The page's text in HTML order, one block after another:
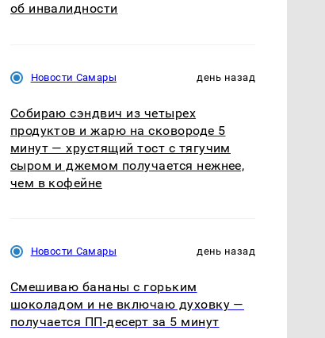
об инвалидности
Новости Самары день назад
Собираю сэндвич из четырех
продуктов и жарю на сковороде 5
минут — хрустящий тост с тягучим
сыром и джемом получается нежнее,
чем в кофейне
Новости Самары день назад
Смешиваю бананы с горьким
шоколадом и не включаю духовку —
получается ПП-десерт за 5 минут